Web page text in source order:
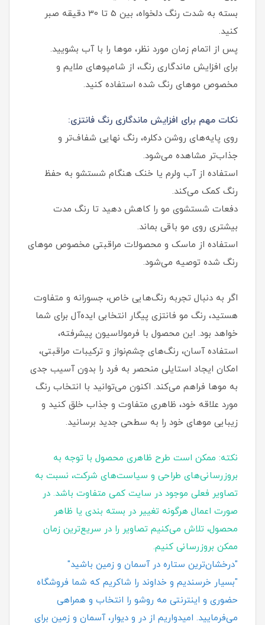
بسته به شدت رنگ دلخواه، بین 5 تا 30 دقیقه صبر
کنید.
پس از اتمام زمان مورد نظر، موها را با آب بشویید.
برای افزایش ماندگاری رنگ، از شامپوهای ملایم و
مخصوص موهای رنگ شده استفاده کنید.
نکات مهم برای افزایش ماندگاری رنگ فانتزی:
روی پایه‌های روشن دکلره، رنگ نهایی شفاف‌تر و
جذاب‌تر مشاهده می‌شود.
استفاده از آب ولرم یا خنک هنگام شستشو به حفظ
رنگ کمک می‌کند.
دفعات شستشوی مو را کاهش دهید تا رنگ مدت
بیشتری روی مو باقی بماند.
استفاده از ماسک و محصولات مراقبتی مخصوص موهای
رنگ شده توصیه می‌شود.
اگر به دنبال تجربه رنگ‌هایی خاص، جسورانه و متفاوت
هستید، رنگ مو فانتزی پیگار انتخابی ایده‌آل برای شما
خواهد بود. این محصول با فرمولاسیون پیشرفته،
استفاده آسان، رنگ‌های چشم‌نواز و ترکیبات مراقبتی،
امکان ایجاد استایلی منحصر به‌ فرد را بدون آسیب جدی
به موها فراهم می‌کند. اکنون می‌توانید با انتخاب رنگ
مورد علاقه خود، ظاهری متفاوت و جذاب خلق کنید و
زیبایی موهای خود را به سطحی جدید برسانید.
نکته: ممکن است طرح ظاهری محصول با توجه به
بروزرسانی‌های طراحی و سیاست‌های شرکت، نسبت به
تصاویر فعلی موجود در سایت کمی متفاوت باشد. در
صورت اعمال هرگونه تغییر در بسته‌ بندی یا ظاهر
محصول، تلاش می‌کنیم تصاویر را در سریع‌ترین زمان
ممکن بروزرسانی کنیم.
"درخشان‌ترین ستاره در آسمان و زمین باشید"
"بسیار خرسندیم و خداوند را شاکریم که شما فروشگاه
حضوری و اینترنتی مه روشو را انتخاب و همراهی
می‌فرمایید. امیدواریم از در و دیوار، آسمان و زمین برای